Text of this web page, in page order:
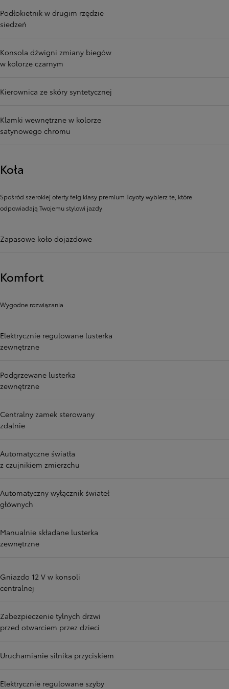
Podłokietnik w drugim rzędzie
siedzeń
Konsola dźwigni zmiany biegów
w kolorze czarnym
Kierownica ze skóry syntetycznej
Klamki wewnętrzne w kolorze
satynowego chromu
Koła
Spośród szerokiej oferty felg klasy premium Toyoty wybierz te, które
odpowiadają Twojemu stylowi jazdy
Zapasowe koło dojazdowe
Komfort
Wygodne rozwiązania
Elektrycznie regulowane lusterka
zewnętrzne
Podgrzewane lusterka
zewnętrzne
Centralny zamek sterowany
zdalnie
Automatyczne światła
z czujnikiem zmierzchu
Automatyczny wyłącznik świateł
głównych
Manualnie składane lusterka
zewnętrzne
Gniazdo 12 V w konsoli
centralnej
Zabezpieczenie tylnych drzwi
przed otwarciem przez dzieci
Uruchamianie silnika przyciskiem
Elektrycznie regulowane szyby